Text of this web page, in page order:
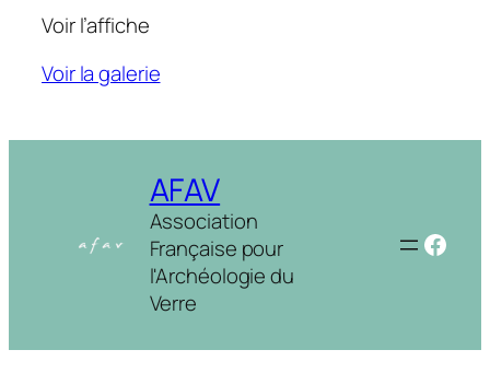
Voir l’affiche
Voir la galerie
AFAV
Association
Française pour
l'Archéologie du
Verre